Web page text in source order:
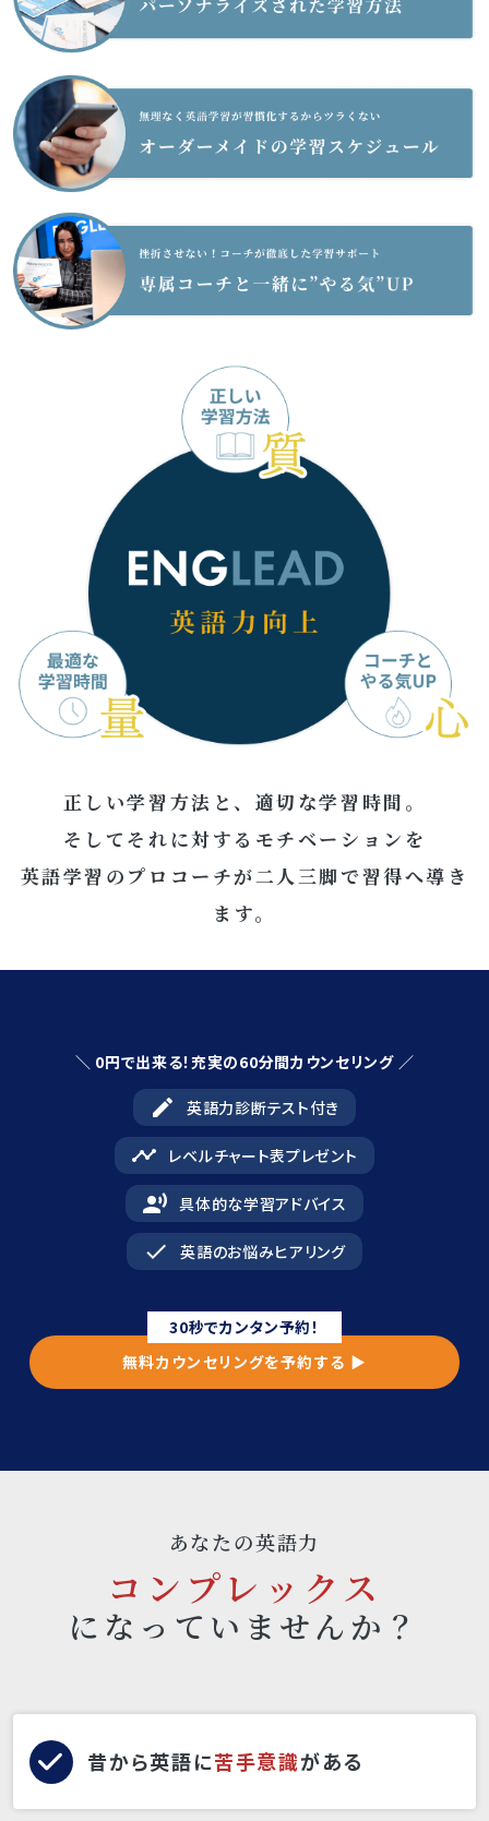
正しい学習方法と、適切な学習時間。
そしてそれに対するモチベーションを
英語学習のプロコーチが二人三脚で習得へ導き
ます。
＼ 0円で出来る！充実の60分間カウンセリング ／
edit 英語力診断テスト付き
timeline レベルチャート表プレゼント
record_voice_over 具体的な学習アドバイス
done 英語のお悩みヒアリング
無料カウンセリングを予約する ▶︎
30秒でカンタン予約！
あなたの英語力
コンプレックス
になっていませんか？
昔から英語に苦手意識がある